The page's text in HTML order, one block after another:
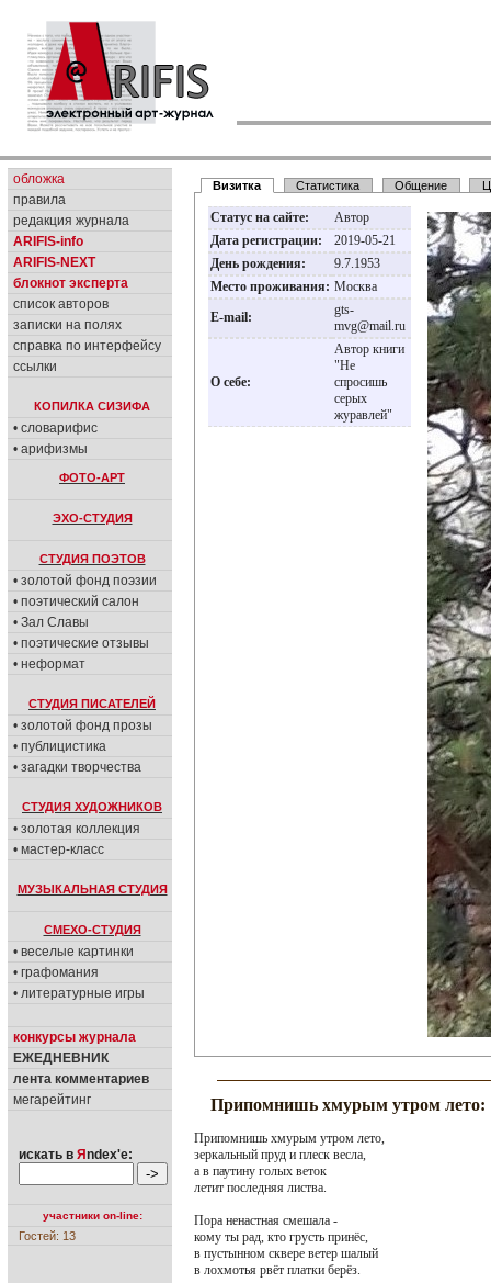
обложка
правила
редакция журнала
ARIFIS-info
ARIFIS-NEXT
блокнот эксперта
список авторов
записки на полях
справка по интерфейсу
ссылки
КОПИЛКА СИЗИФА
• словарифис
• арифизмы
ФОТО-АРТ
ЭХО-СТУДИЯ
СТУДИЯ ПОЭТОВ
• золотой фонд поэзии
• поэтический салон
• Зал Славы
• поэтические отзывы
• неформат
СТУДИЯ ПИСАТЕЛЕЙ
• золотой фонд прозы
• публицистика
• загадки творчества
СТУДИЯ ХУДОЖНИКОВ
• золотая коллекция
• мастер-класс
МУЗЫКАЛЬНАЯ СТУДИЯ
СМЕХО-СТУДИЯ
• веселые картинки
• графомания
• литературные игры
конкурсы журнала
ЕЖЕДНЕВНИК
лента комментариев
мегарейтинг
искать в Я ndex'е:
участники on-line:
Гостей: 13
Визитка Статистика Общение
Статус на сайте:
Автор
Дата регистрации:
2019-05-21
День рождения:
9.7.1953
Место проживания: Москва
E-mail:
gts-
mvg@mail.ru
О себе:
Автор книги
"Не
спросишь
серых
журавлей"
Припомнишь хмурым утром лето:
Припомнишь хмурым утром лето,
зеркальный пруд и плеск весла,
а в паутину голых веток
летит последняя листва.
Пора ненастная смешала -
кому ты рад, кто грусть принёс,
в пустынном сквере ветер шалый
в лохмотья рвёт платки берёз.